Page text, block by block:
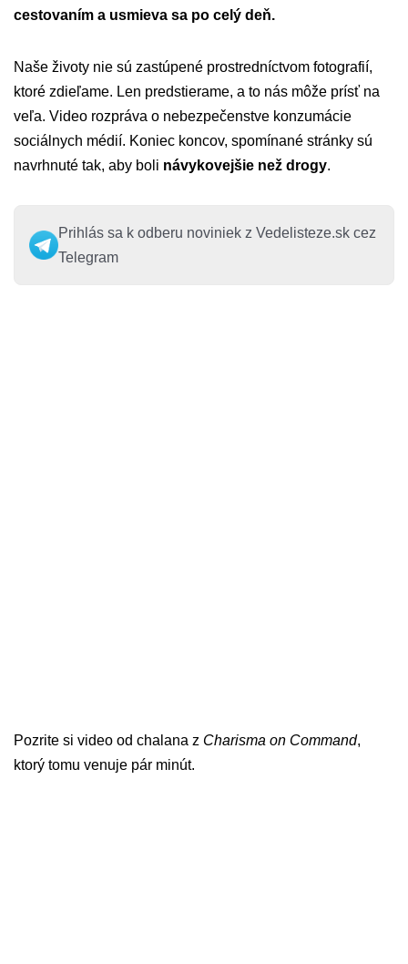
cestovaním a usmieva sa po celý deň.
Naše životy nie sú zastúpené prostredníctvom fotografií,
ktoré zdieľame. Len predstierame, a to nás môže prísť na
veľa. Video rozpráva o nebezpečenstve konzumácie
sociálnych médií. Koniec koncov, spomínané stránky sú
navrhnuté tak, aby boli návykovejšie než drogy.
Prihlás sa k odberu noviniek z Vedelisteze.sk cez
Telegram
Pozrite si video od chalana z Charisma on Command,
ktorý tomu venuje pár minút.